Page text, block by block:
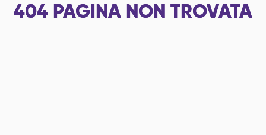
404 PAGINA NON TROVATA